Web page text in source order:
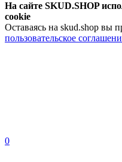
На сайте SKUD.SHOP
cookie
Оставаясь на skud.shop вы
пользовательское
0